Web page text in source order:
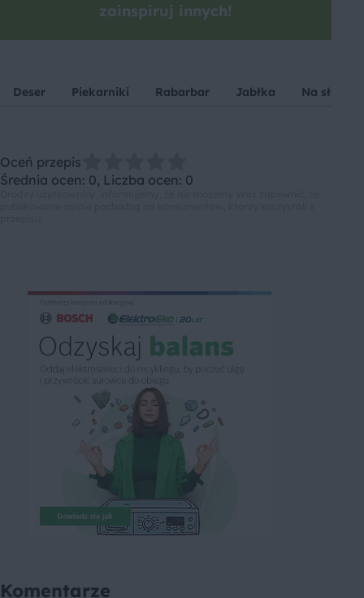
zainspiruj innych!
Deser Piekarniki Rabarbar Jabłka Na słodko
Oceń przepis
Średnia ocen: 0, Liczba ocen: 0
Komentarze